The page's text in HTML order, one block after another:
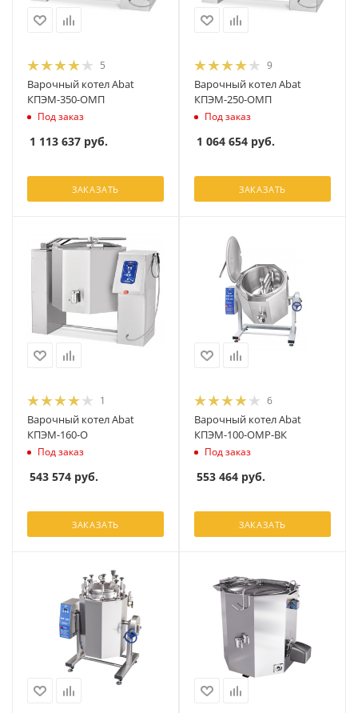
5
Варочный котел Abat
КПЭМ-350-ОМП
Под заказ
1 113 637 руб.
ЗАКАЗАТЬ
9
Варочный котел Abat
КПЭМ-250-ОМП
Под заказ
1 064 654 руб.
ЗАКАЗАТЬ
1
Варочный котел Abat
КПЭМ-160-О
Под заказ
543 574 руб.
ЗАКАЗАТЬ
6
Варочный котел Abat
КПЭМ-100-ОМР-ВК
Под заказ
553 464 руб.
ЗАКАЗАТЬ